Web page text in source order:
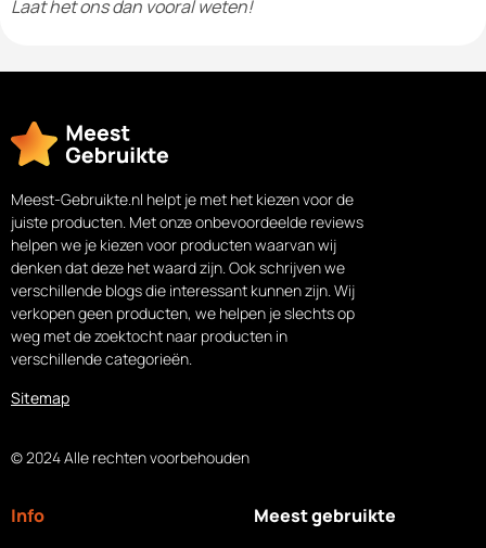
Laat het ons dan vooral weten!
Meest-Gebruikte.nl helpt je met het kiezen voor de
juiste producten. Met onze onbevoordeelde reviews
helpen we je kiezen voor producten waarvan wij
denken dat deze het waard zijn. Ook schrijven we
verschillende blogs die interessant kunnen zijn. Wij
verkopen geen producten, we helpen je slechts op
weg met de zoektocht naar producten in
verschillende categorieën.
Sitemap
© 2024 Alle rechten voorbehouden
Info Meest gebruikte